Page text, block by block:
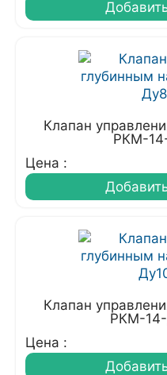
Клапан
РКМ-
Цена :
Клапан
РКМ-14-
Цена :